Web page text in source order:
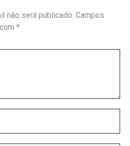
não será publicado. Campos
*